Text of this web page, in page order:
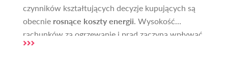
czynników kształtujących decyzje kupujących są
obecnie rosnące koszty energii. Wysokość
rachunków za ogrzewanie i prąd zaczyna wpływać
zarówno na wartość nieruchomości, jak i na czas